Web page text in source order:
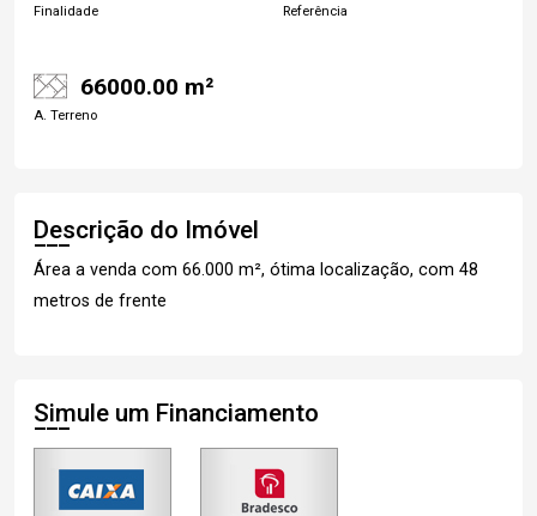
Finalidade Referência
66000.00 m²
A. Terreno
Descrição do Imóvel
Área a venda com 66.000 m², ótima localização, com 48
metros de frente
Simule um Financiamento